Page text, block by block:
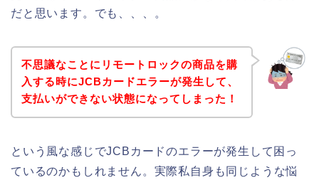
だと思います。でも、、、。
不思議なことにリモートロックの商品を購
入する時にJCBカードエラーが発生して、
支払いができない状態になってしまった！
という風な感じでJCBカードのエラーが発生して困っ
ているのかもしれません。実際私自身も同じような悩